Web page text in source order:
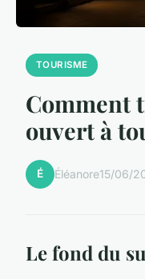
TOURISME
Comment
ouvert à
É Éléanore15/06/
Le fond du